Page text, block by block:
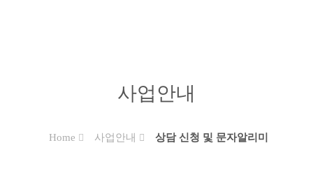
사업안내
Home 사업안내 상담 신청 및 문자알리미